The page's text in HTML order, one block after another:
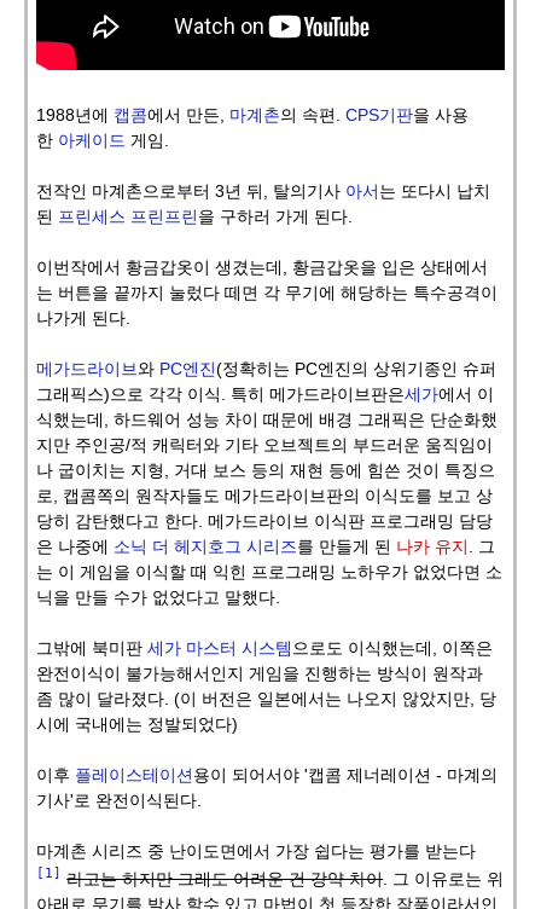
1988년에 캡콤에서 만든, 마계촌의 속편.CPS기판을 사용
한 아케이드 게임.
전작인 마계촌으로부터 3년 뒤, 탈의기사 아서는 또다시 납치
된 프린세스 프린프린을 구하러 가게 된다.
이번작에서 황금갑옷이 생겼는데, 황금갑옷을 입은 상태에서
는 버튼을 끝까지 눌렀다 떼면 각 무기에 해당하는 특수공격이
나가게 된다.
메가드라이브와 PC엔진(정확히는 PC엔진의 상위기종인 슈퍼
그래픽스)으로 각각 이식. 특히 메가드라이브판은세가에서 이
식했는데, 하드웨어 성능 차이 때문에 배경 그래픽은 단순화했
지만 주인공/적 캐릭터와 기타 오브젝트의 부드러운 움직임이
나 굽이치는 지형, 거대 보스 등의 재현 등에 힘쓴 것이 특징으
로, 캡콤쪽의 원작자들도 메가드라이브판의 이식도를 보고 상
당히 감탄했다고 한다. 메가드라이브 이식판 프로그래밍 담당
은 나중에 소닉 더 헤지호그 시리즈를 만들게 된 나카 유지
. 그
는 이 게임을 이식할 때 익힌 프로그래밍 노하우가 없었다면 소
닉을 만들 수가 없었다고 말했다.
그밖에 북미판세가 마스터 시스템 으로도 이식했는데, 이쪽은
완전이식이 불가능해서인지 게임을 진행하는 방식이 원작과
좀 많이 달라졌다. (이 버전은 일본에서는 나오지 않았지만, 당
시에 국내에는 정발되었다)
이후 플레이스테이션용이 되어서야 '캡콤 제너레이션 - 마계의
기사'로 완전이식된다.
마계촌 시리즈 중 난이도면에서 가장 쉽다는 평가를 받는다
[1] 라고는 하지만 그래도 어려운 건 강약 차이. 그 이유로는 위
아래로 무기를 발사 할수 있고 마법이 첫 등장한 작품이라서인